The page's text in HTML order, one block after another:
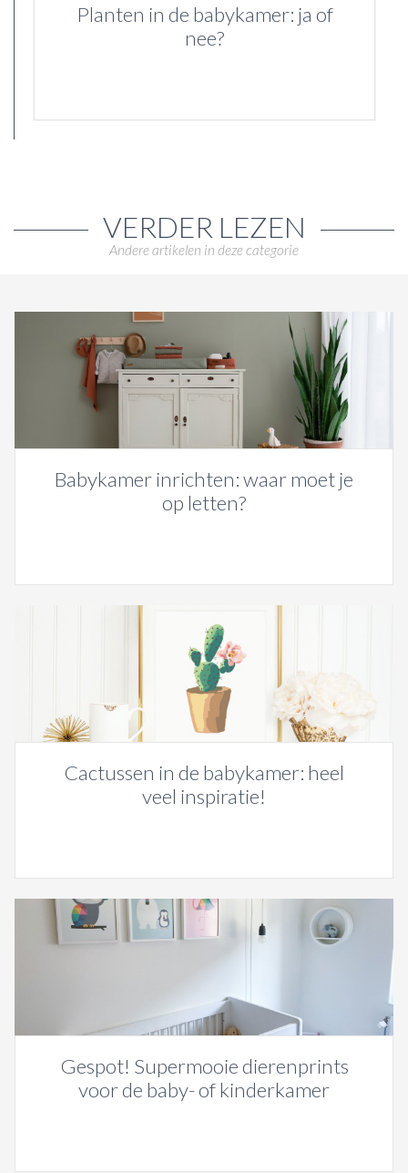
Planten in de babykamer: ja of
nee?
VERDER LEZEN
Andere artikelen in deze categorie
Babykamer inrichten: waar moet je
op letten?
Cactussen in de babykamer: heel
veel inspiratie!
Gespot! Supermooie dierenprints
voor de baby- of kinderkamer